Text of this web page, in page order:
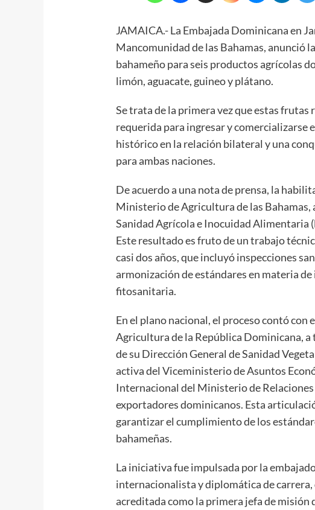
JAMAICA.- La Embajada Dominicana en
Mancomunidad de las Bahamas, anunció
bahameño para seis productos agrícolas
limón, aguacate, guineo y plátano.
Se trata de la primera vez que estas
requerida para ingresar y comercializarse
histórico en la relación bilateral y una
para ambas naciones.
De acuerdo a una nota de prensa, la
Ministerio de Agricultura de las Bahamas,
Sanidad Agrícola e Inocuidad Alimentaria
Este resultado es fruto de un trabajo
casi dos años, que incluyó inspecciones
armonización de estándares en materia
fitosanitaria.
En el plano nacional, el proceso contó
Agricultura de la República Dominicana,
de su Dirección General de Sanidad
activa del Viceministerio de Asuntos
Internacional del Ministerio de
exportadores dominicanos. Esta
garantizar el cumplimiento de los
bahameñas.
La iniciativa fue impulsada por la
internacionalista y diplomática de carrera,
acreditada como la primera jefa de